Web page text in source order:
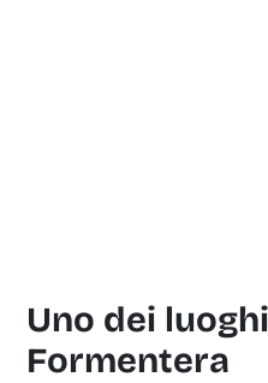
Uno dei
Formentera